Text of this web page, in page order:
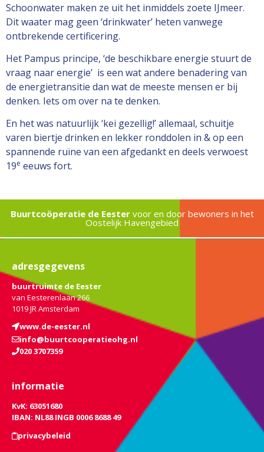
Schoonwater maken ze uit het inmiddels zoete IJmeer.
Dit waater mag geen ‘drinkwater’ heten vanwege
ontbrekende certificering.
Het Pampus principe, ‘de beschikbare energie stuurt de
vraag naar energie’ is een wat andere benadering van
de energietransitie dan wat de meeste mensen er bij
denken. Iets om over na te denken.
En het was natuurlijk ‘kei gezellig!’ allemaal, schuitje
varen biertje drinken en lekker ronddolen in & op een
spannende ruïne van een afgedankt en deels verwoest
19e eeuws fort.
Buurtcoöperatie de Eestervoor en door bewoners in het
Oostelijk Havengebied
adresgegevens
buurtruimte de Eester
van Eesterenlaan 266
1019 JR Amsterdam
www.de-eester.nl
info@buurtcooperatieohg.nl
020 3707359
informatie
KvK: 63051680
IBAN: NL88 INGB 0006 8688 49
privacybeleid